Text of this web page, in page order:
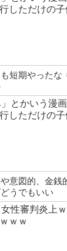
しただけの
短期やったな
とかいう漫
しただけの
意図的、金銭
うでもいい
女性審判炎上
ｗｗ